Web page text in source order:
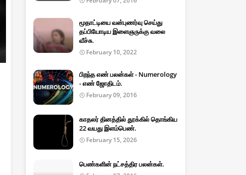
மூதாட்டியை வன்புணர்வு செய்து
தப்பியோடிய இளைஞருக்கு வலை
வீச்சு.
February 10, 2022
பிறந்த எண் பலன்கள் - Numerology
- எண் ஜோதிடம்.
February 09, 2016
காதலர் தினத்தில் தூக்கில் தொங்கிய
22 வயது இளம்பெண்.
February 15, 2026
பெண்களின் நட்சத்திர பலன்கள்.